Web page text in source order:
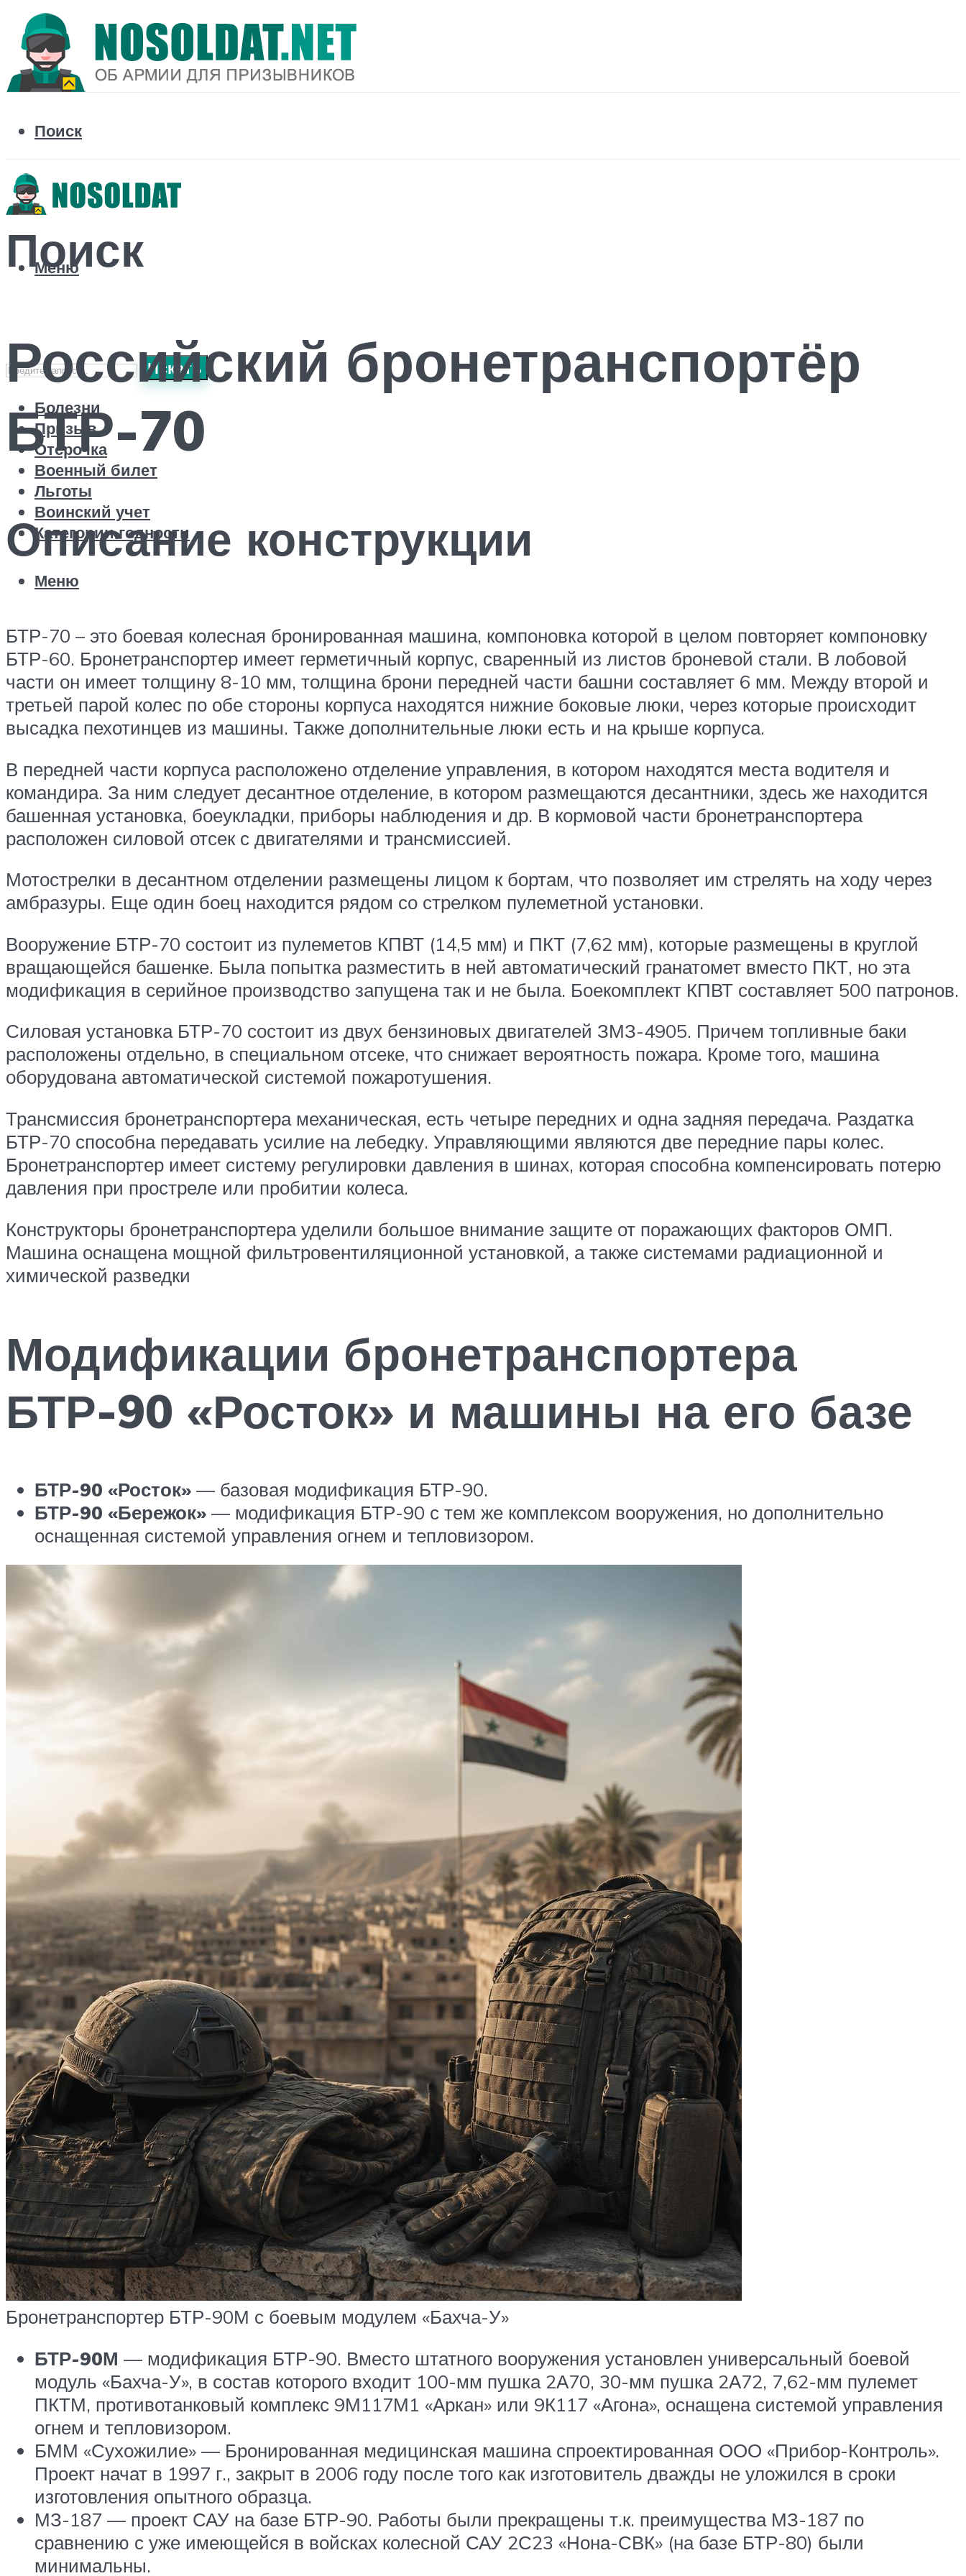
Поиск
Поиск
Искать
Болезни
Призыв
Отсрочка
Военный билет
Льготы
Воинский учет
Категории годности
Меню
Меню
Российский бронетранспортёр
БТР-70
Описание конструкции
БТР-70 – это боевая колесная бронированная машина, компоновка которой в целом повторяет компоновку
БТР-60. Бронетранспортер имеет герметичный корпус, сваренный из листов броневой стали. В лобовой
части он имеет толщину 8-10 мм, толщина брони передней части башни составляет 6 мм. Между второй и
третьей парой колес по обе стороны корпуса находятся нижние боковые люки, через которые происходит
высадка пехотинцев из машины. Также дополнительные люки есть и на крыше корпуса.
В передней части корпуса расположено отделение управления, в котором находятся места водителя и
командира. За ним следует десантное отделение, в котором размещаются десантники, здесь же находится
башенная установка, боеукладки, приборы наблюдения и др. В кормовой части бронетранспортера
расположен силовой отсек с двигателями и трансмиссией.
Мотострелки в десантном отделении размещены лицом к бортам, что позволяет им стрелять на ходу через
амбразуры. Еще один боец находится рядом со стрелком пулеметной установки.
Вооружение БТР-70 состоит из пулеметов КПВТ (14,5 мм) и ПКТ (7,62 мм), которые размещены в круглой
вращающейся башенке. Была попытка разместить в ней автоматический гранатомет вместо ПКТ, но эта
модификация в серийное производство запущена так и не была. Боекомплект КПВТ составляет 500 патронов.
Силовая установка БТР-70 состоит из двух бензиновых двигателей ЗМЗ-4905. Причем топливные баки
расположены отдельно, в специальном отсеке, что снижает вероятность пожара. Кроме того, машина
оборудована автоматической системой пожаротушения.
Трансмиссия бронетранспортера механическая, есть четыре передних и одна задняя передача. Раздатка
БТР-70 способна передавать усилие на лебедку. Управляющими являются две передние пары колес.
Бронетранспортер имеет систему регулировки давления в шинах, которая способна компенсировать потерю
давления при простреле или пробитии колеса.
Конструкторы бронетранспортера уделили большое внимание защите от поражающих факторов ОМП.
Машина оснащена мощной фильтровентиляционной установкой, а также системами радиационной и
химической разведки
Модификации бронетранспортера
БТР-90 «Росток» и машины на его базе
БТР-90 «Росток» — базовая модификация БТР-90.
БТР-90 «Бережок» — модификация БТР-90 с тем же комплексом вооружения, но дополнительно
оснащенная системой управления огнем и тепловизором.
Бронетранспортер БТР-90М с боевым модулем «Бахча-У»
БТР-90М — модификация БТР-90. Вместо штатного вооружения установлен универсальный боевой
модуль «Бахча-У», в состав которого входит 100-мм пушка 2А70, 30-мм пушка 2А72, 7,62-мм пулемет
ПКТМ, противотанковый комплекс 9М117М1 «Аркан» или 9К117 «Агона», оснащена системой управления
огнем и тепловизором.
БММ «Сухожилие» — Бронированная медицинская машина спроектированная ООО «Прибор-Контроль».
Проект начат в 1997 г., закрыт в 2006 году после того как изготовитель дважды не уложился в сроки
изготовления опытного образца.
МЗ-187 — проект САУ на базе БТР-90. Работы были прекращены т.к. преимущества МЗ-187 по
сравнению с уже имеющейся в войсках колесной САУ 2С23 «Нона-СВК» (на базе БТР-80) были
минимальны.